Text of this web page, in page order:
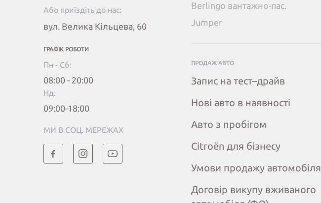
Або приїздіть до нас:
вул. Велика Кільцева, 60
ГРАФІК РОБОТИ
Пн - Сб:
08:00 - 20:00
Нд:
09:00-18:00
МИ В СОЦ. МЕРЕЖАХ
Berlingo вантажно-пас.
Jumper
ПРОДАЖ АВТО
Запис на тест–драйв
Нові авто в наявності
Авто з пробігом
Citroёn для бізнесу
Умови продажу автомобіля
Договір викупу вживаного